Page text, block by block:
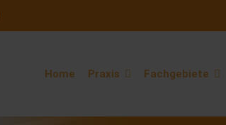
Home Praxis Fachgebiete